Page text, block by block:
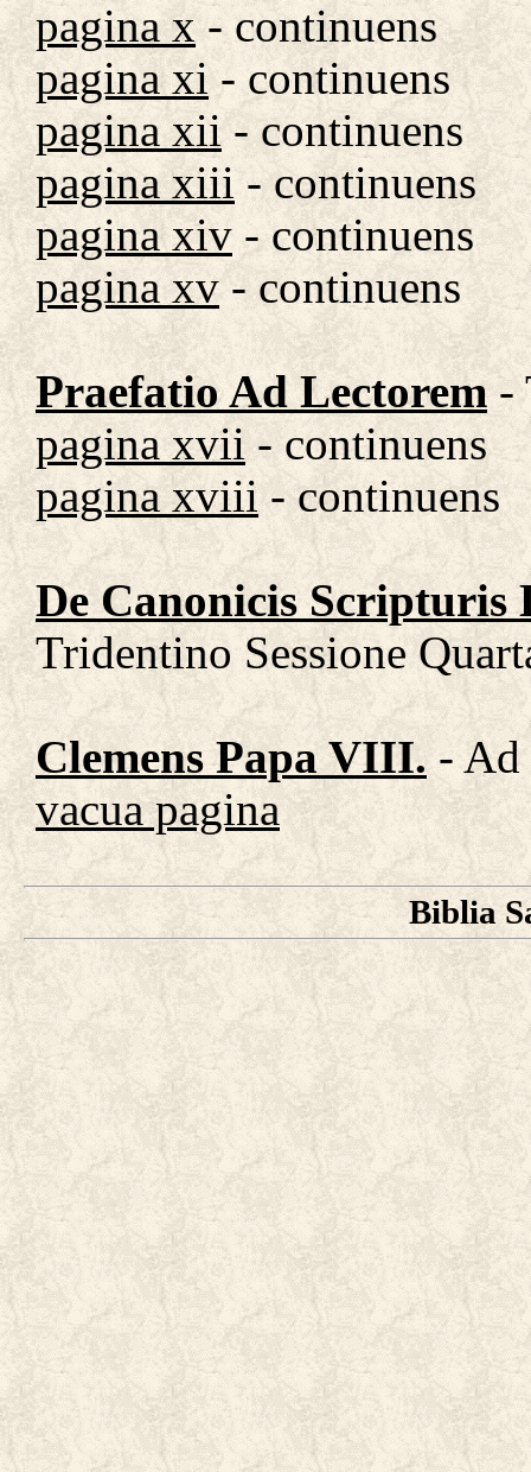
pagina x- continuens
pagina xi- continuens
pagina xii- continuens
pagina xiii- continuens
pagina xiv- continuens
pagina xv- continuens
Praefatio Ad Lectorem-
pagina xvii- continuens
pagina xviii- continuens
De Canonicis Scripturis
Tridentino Sessione
Clemens Papa VIII.- Ad
vacua pagina
Biblia